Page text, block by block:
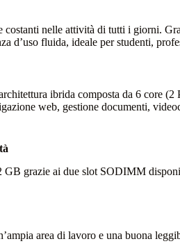
nelle attività di tutti i giorni.
d’uso fluida, ideale per studenti,
ibrida composta da 6 core
web, gestione documenti,
GB grazie ai due slot SODIMM
area di lavoro e una buona